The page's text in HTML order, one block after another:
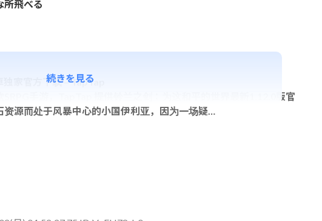
所飛べる
家官方下载 – TapTap
SRPG手游，TapTap 提供铃兰之剑：为这和平的世界最新1.12.0版官
源而处于风暴中心的小国伊利亚，因为一场疑…
続きを見る